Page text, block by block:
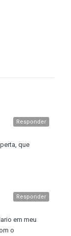
que
Responder
em meu
o
Responder